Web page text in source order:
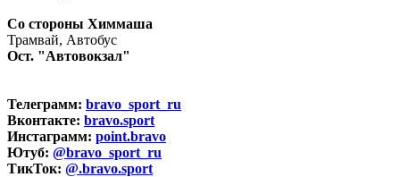
Со стороны Химмаша
Трамвай, Автобус
Ост. "Автовокзал"
Телеграмм: bravo_sport_ru
Вконтакте: bravo.sport
Инстаграмм: point.bravo
Ютуб: @bravo_sport_ru
ТикТок: @.bravo.sport